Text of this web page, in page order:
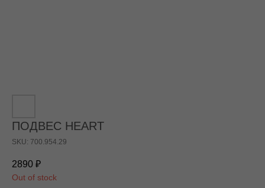
ПОДВЕС HEART
SKU: 700.954.29
2890 ₽
Out of stock